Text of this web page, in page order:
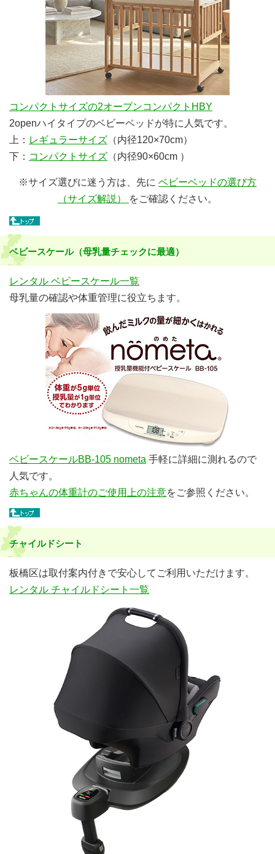
コンパクトサイズの2オープンコンパクトHBY
2openハイタイプのベビーベッドが特に人気です。
上： レギュラーサイズ （内径120×70cm）
下： コンパクトサイズ （内径90×60cm ）
※サイズ選びに迷う方は、先に ベビーベッドの選び方
（サイズ解説）
をご確認ください。
ベビースケール（母乳量チェックに最適）
レンタル ベビースケール一覧
母乳量の確認や体重管理に役立ちます。
ベビースケールBB-105 nometa 手軽に詳細に測れるので
人気です。
赤ちゃんの体重計のご使用上の注意をご参照ください。
チャイルドシート
板橋区は取付案内付きで安心してご利用いただけます。
レンタル チャイルドシート一覧